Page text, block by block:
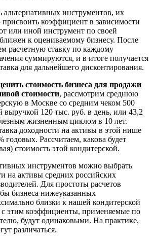
альтернативных инструментов, их
присвоить коэффициент в зависимости
или иной инструмент по своей
к оцениваемому бизнесу. После
расчетную ставку по каждому
суммируются, и в итоге получается
для дальнейшего дисконтирования.
стоимость бизнеса для продажи
стоимости, рассмотрим среднюю
в Москве со средним чеком 500
выручкой 120 тыс. руб. в день, или 43,2
жизненным циклом в 10 лет.
доходности на активы в этой нише
годовых. Рассчитаем, какова будет
стоимость этой кондитерской.
инструментов можно выбрать
на активы средних российских
Для простоты расчетов
бизнеса нижеуказанных
близки к нашей кондитерской
с этим коэффициенты, применяемые по
будут одинаковыми. На практике,
различаться.